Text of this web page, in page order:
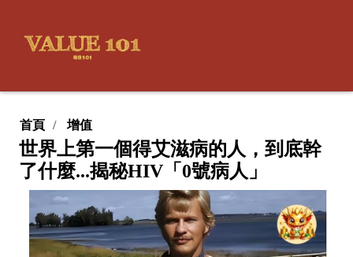
首頁 增值
世界上第一個得艾滋病的人，到底幹
了什麼...揭秘HIV「0號病人」